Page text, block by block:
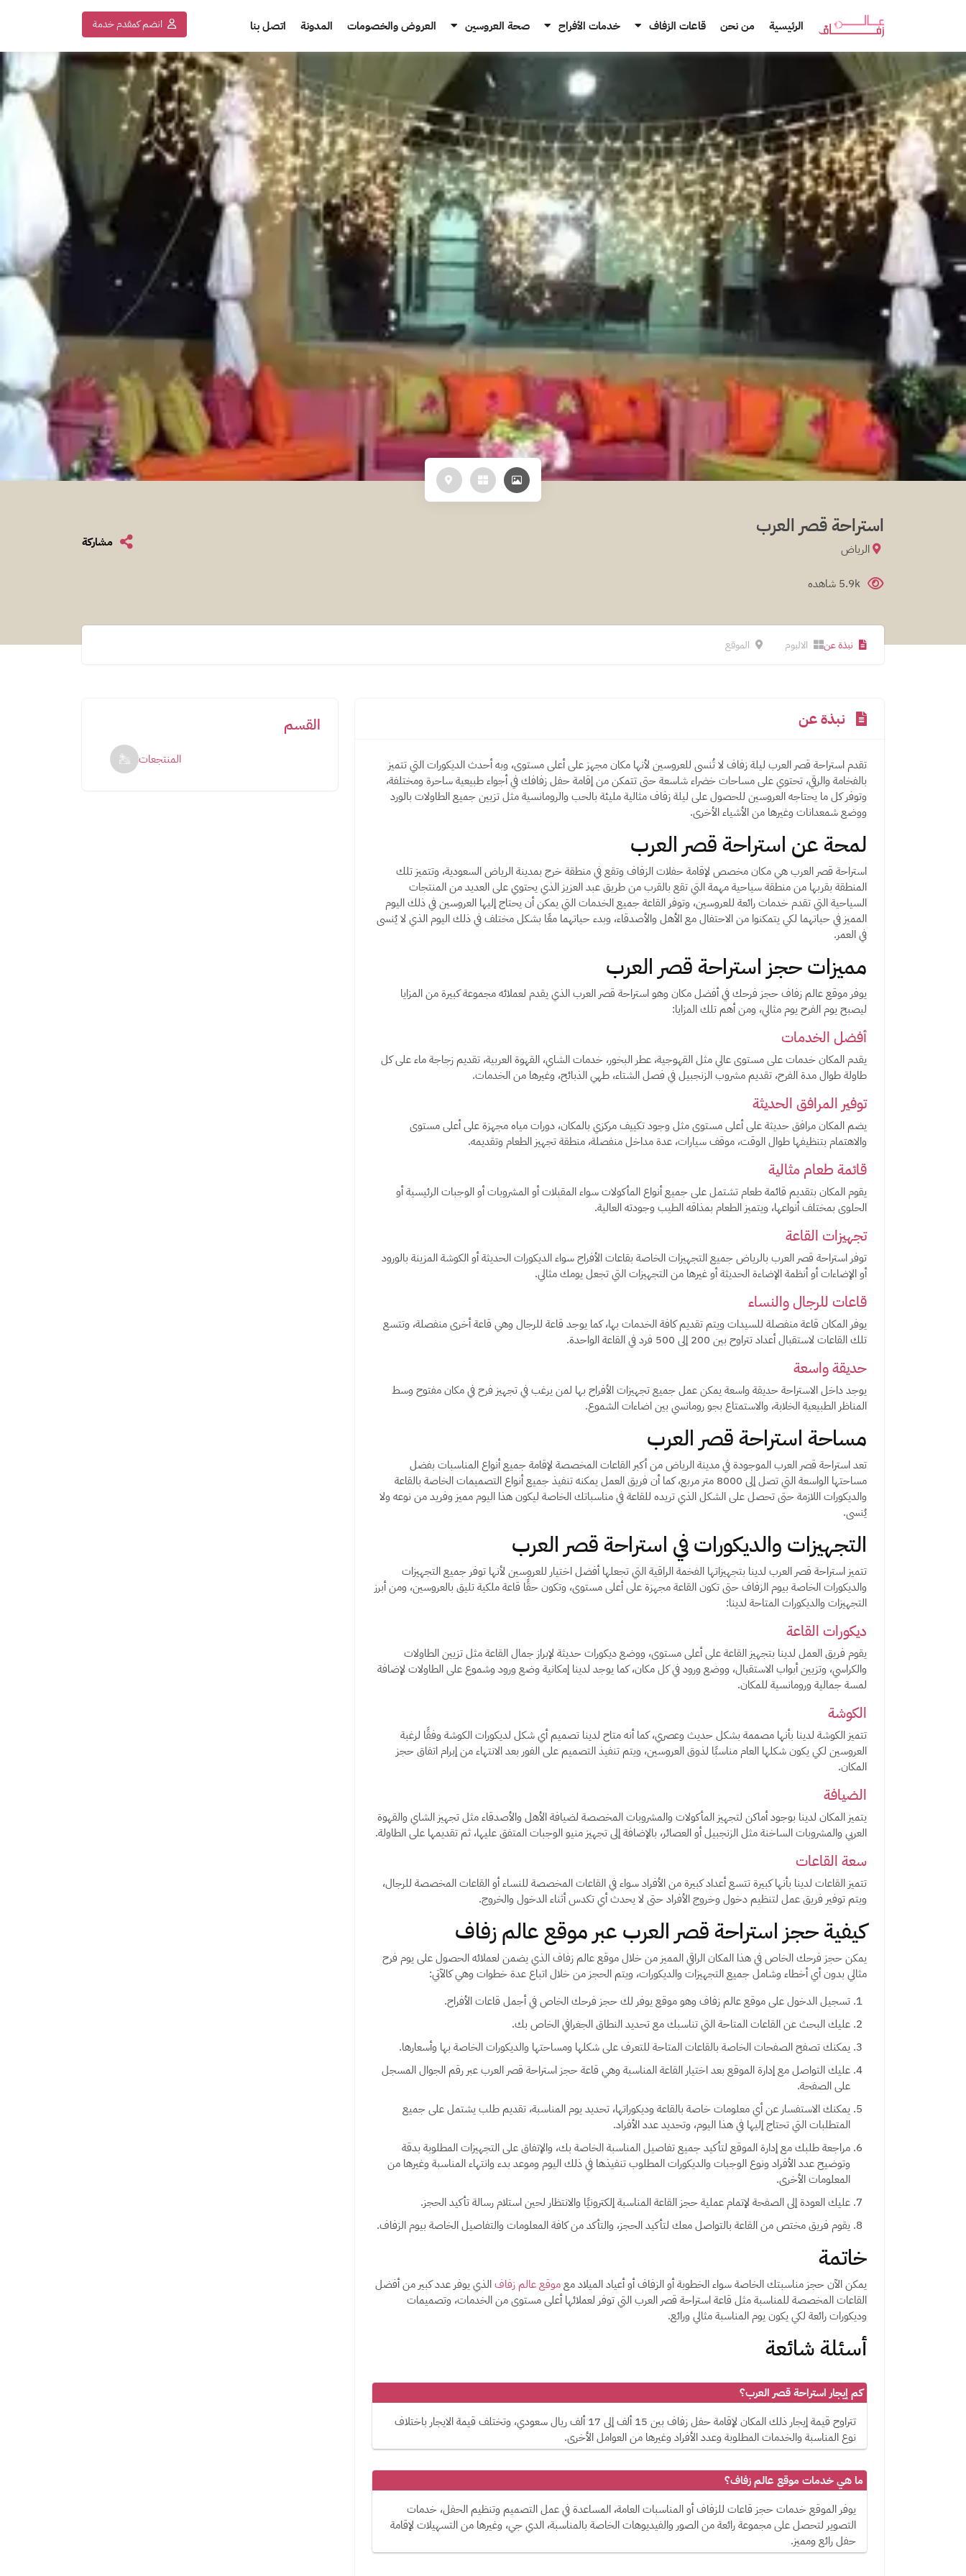
الرئيسية من نحن قاعات الزفاف خدمات الأفراح صحة العروسين العروض والخصومات المدونة اتصل بنا انضم كمقدم خدمة
استراحة قصر العرب
الرياض مشاركة
5.9k شاهده
نبذة عن الالبوم الموقع
نبذة عن
تقدم استراحة قصر العرب ليلة زفاف لا تُنسى للعروسين لأنها مكان مجهز على أعلى مستوى، وبه أحدث الديكورات التي تتميز
بالفخامة والرقي، تحتوي على مساحات خضراء شاسعة حتى تتمكن من إقامة حفل زفافك في أجواء طبيعية ساحرة ومختلفة،
وتوفر كل ما يحتاجه العروسين للحصول على ليلة زفاف مثالية مليئة بالحب والرومانسية مثل تزيين جميع الطاولات بالورد
ووضع شمعدانات وغيرها من الأشياء الأخرى.
لمحة عن استراحة قصر العرب
استراحة قصر العرب هي مكان مخصص لإقامة حفلات الزفاف وتقع في منطقة خرج بمدينة الرياض السعودية، وتتميز تلك
المنطقة بقربها من منطقة سياحية مهمة التي تقع بالقرب من طريق عبد العزيز الذي يحتوي على العديد من المنتجات
السياحية التي تقدم خدمات رائعة للعروسين، وتوفر القاعة جميع الخدمات التي يمكن أن يحتاج إليها العروسين في ذلك اليوم
المميز في حياتهما لكي يتمكنوا من الاحتفال مع الأهل والأصدقاء، وبدء حياتهما معًا بشكل مختلف في ذلك اليوم الذي لا يُنسى
في العمر.
مميزات حجز استراحة قصر العرب
يوفر موقع عالم زفاف حجز فرحك في أفضل مكان وهو استراحة قصر العرب الذي يقدم لعملائه مجموعة كبيرة من المزايا
ليصبح يوم الفرح يوم مثالي، ومن أهم تلك المزايا:
أفضل الخدمات
يقدم المكان خدمات على مستوى عالي مثل القهوجية، عطر البخور، خدمات الشاي، القهوة العربية، تقديم زجاجة ماء على كل
طاولة طوال مدة الفرح، تقديم مشروب الزنجبيل في فصل الشتاء، طهي الذبائح، وغيرها من الخدمات.
توفير المرافق الحديثة
يضم المكان مرافق حديثة على أعلى مستوى مثل وجود تكييف مركزي بالمكان، دورات مياه مجهزة على أعلى مستوى
والاهتمام بتنظيفها طوال الوقت، موقف سيارات، عدة مداخل منفصلة، منطقة تجهيز الطعام وتقديمه.
قائمة طعام مثالية
يقوم المكان بتقديم قائمة طعام تشتمل على جميع أنواع المأكولات سواء المقبلات أو المشروبات أو الوجبات الرئيسية أو
الحلوى بمختلف أنواعها، ويتميز الطعام بمذاقه الطيب وجودته العالية.
تجهيزات القاعة
توفر استراحة قصر العرب بالرياض جميع التجهيزات الخاصة بقاعات الأفراح سواء الديكورات الحديثة أو الكوشة المزينة بالورود
أو الإضاءات أو أنظمة الإضاءة الحديثة أو غيرها من التجهيزات التي تجعل يومك مثالي.
قاعات للرجال والنساء
يوفر المكان قاعة منفصلة للسيدات ويتم تقديم كافة الخدمات بها، كما يوجد قاعة للرجال وهي قاعة أخرى منفصلة، وتتسع
تلك القاعات لاستقبال أعداد تتراوح بين 200 إلى 500 فرد في القاعة الواحدة.
حديقة واسعة
يوجد داخل الاستراحة حديقة واسعة يمكن عمل جميع تجهيزات الأفراح بها لمن يرغب في تجهيز فرح في مكان مفتوح وسط
المناظر الطبيعية الخلابة، والاستمتاع بجو رومانسي بين اضاءات الشموع.
مساحة استراحة قصر العرب
تعد استراحة قصر العرب الموجودة في مدينة الرياض من أكبر القاعات المخصصة لإقامة جميع أنواع المناسبات بفضل
مساحتها الواسعة التي تصل إلى 8000 متر مربع، كما أن فريق العمل يمكنه تنفيذ جميع أنواع التصميمات الخاصة بالقاعة
والديكورات اللازمة حتى تحصل على الشكل الذي تريده للقاعة في مناسباتك الخاصة ليكون هذا اليوم مميز وفريد من نوعه ولا
يُنسى.
التجهيزات والديكورات في استراحة قصر العرب
تتميز استراحة قصر العرب لدينا بتجهيزاتها الفخمة الراقية التي تجعلها أفضل اختيار للعروسين لأنها توفر جميع التجهيزات
والديكورات الخاصة بيوم الزفاف حتى تكون القاعة مجهزة على أعلى مستوى، وتكون حقًا قاعة ملكية تليق بالعروسين، ومن أبرز
التجهيزات والديكورات المتاحة لدينا:
ديكورات القاعة
يقوم فريق العمل لدينا بتجهيز القاعة على أعلى مستوى، ووضع ديكورات حديثة لإبراز جمال القاعة مثل تزيين الطاولات
والكراسي، وتزيين أبواب الاستقبال، ووضع ورود في كل مكان، كما يوجد لدينا إمكانية وضع ورود وشموع على الطاولات لإضافة
لمسة جمالية ورومانسية للمكان.
الكوشة
تتميز الكوشة لدينا بأنها مصممة بشكل حديث وعصري، كما أنه متاح لدينا تصميم أي شكل لديكورات الكوشة وفقًا لرغبة
العروسين لكي يكون شكلها العام مناسبًا لذوق العروسين، ويتم تنفيذ التصميم على الفور بعد الانتهاء من إبرام اتفاق حجز
المكان.
الضيافة
يتميز المكان لدينا بوجود أماكن لتجهيز المأكولات والمشروبات المخصصة لضيافة الأهل والأصدقاء مثل تجهيز الشاي والقهوة
العربي والمشروبات الساخنة مثل الزنجبيل أو العصائر، بالإضافة إلى تجهيز منيو الوجبات المتفق عليها، ثم تقديمها على الطاولة.
سعة القاعات
تتميز القاعات لدينا بأنها كبيرة تتسع أعداد كبيرة من الأفراد سواء في القاعات المخصصة للنساء أو القاعات المخصصة للرجال،
ويتم توفير فريق عمل لتنظيم دخول وخروج الأفراد حتى لا يحدث أي تكدس أثناء الدخول والخروج.
كيفية حجز استراحة قصر العرب عبر موقع عالم زفاف
يمكن حجز فرحك الخاص في هذا المكان الراقي المميز من خلال موقع عالم زفاف الذي يضمن لعملائه الحصول على يوم فرح
مثالي بدون أي أخطاء وشامل جميع التجهيزات والديكورات، ويتم الحجز من خلال اتباع عدة خطوات وهي كالآتي:
تسجيل الدخول على موقع عالم زفاف وهو موقع يوفر لك حجز فرحك الخاص في أجمل قاعات الأفراح.
عليك البحث عن القاعات المتاحة التي تناسبك مع تحديد النطاق الجغرافي الخاص بك.
يمكنك تصفح الصفحات الخاصة بالقاعات المتاحة للتعرف على شكلها ومساحتها والديكورات الخاصة بها وأسعارها.
عليك التواصل مع إدارة الموقع بعد اختيار القاعة المناسبة وهي قاعة حجز استراحة قصر العرب عبر رقم الجوال المسجل
على الصفحة.
يمكنك الاستفسار عن أي معلومات خاصة بالقاعة وديكوراتها، تحديد يوم المناسبة، تقديم طلب يشتمل على جميع
المتطلبات التي تحتاج إليها في هذا اليوم، وتحديد عدد الأفراد.
مراجعة طلبك مع إدارة الموقع لتأكيد جميع تفاصيل المناسبة الخاصة بك، والإتفاق على التجهيزات المطلوبة بدقة
وتوضيح عدد الأفراد ونوع الوجبات والديكورات المطلوب تنفيذها في ذلك اليوم وموعد بدء وانتهاء المناسبة وغيرها من
المعلومات الأخرى.
عليك العودة إلى الصفحة لإتمام عملية حجز القاعة المناسبة إلكترونيًا والانتظار لحين استلام رسالة تأكيد الحجز.
يقوم فريق مختص من القاعة بالتواصل معك لتأكيد الحجز، والتأكد من كافة المعلومات والتفاصيل الخاصة بيوم الزفاف.
خاتمة
يمكن الآن حجز مناسبتك الخاصة سواء الخطوبة أو الزفاف أو أعياد الميلاد معموقع عالم زفافالذي يوفر عدد كبير من أفضل
القاعات المخصصة للمناسبة مثل قاعة استراحة قصر العرب التي توفر لعملائها أعلى مستوى من الخدمات، وتصميمات
وديكورات رائعة لكي يكون يوم المناسبة مثالي ورائع.
أسئلة شائعة
كم إيجار استراحة قصر العرب؟
تتراوح قيمة إيجار ذلك المكان لإقامة حفل زفاف بين 15 ألف إلى 17 ألف ريال سعودي، وتختلف قيمة الايجار باختلاف
نوع المناسبة والخدمات المطلوبة وعدد الأفراد وغيرها من العوامل الأخرى.
ما هي خدمات موقع عالم زفاف؟
يوفر الموقع خدمات حجز قاعات للزفاف أو المناسبات العامة، المساعدة في عمل التصميم وتنظيم الحفل، خدمات
التصوير لتحصل على مجموعة رائعة من الصور والفيديوهات الخاصة بالمناسبة، الدي جي، وغيرها من التسهيلات لإقامة
حفل رائع ومميز.
القسم
المنتجعات